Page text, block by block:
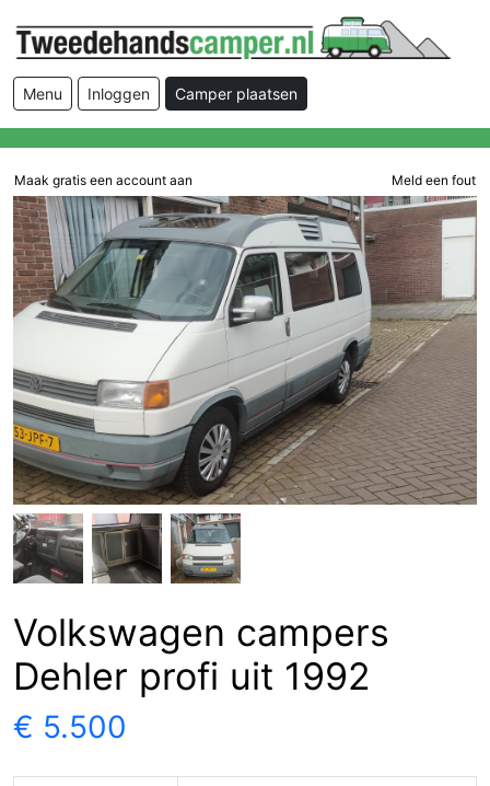
Menu Inloggen Camper plaatsen
Maak gratis een account aan Meld een fout
Volkswagen campers
Dehler profi uit 1992
€ 5.500